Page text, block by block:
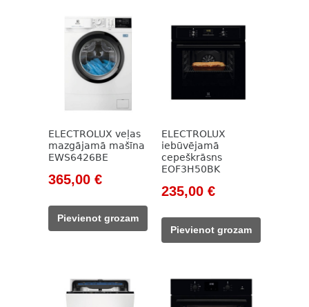
ELECTROLUX veļas
mazgājamā mašīna
EWS6426BE
Original
was:
471,00 €.
365,00 €Current
365,00 €.
Pievienot grozam
ELECTROLUX
iebūvējamā
cepeškrāsns
EOF3H50BK
Original
was:
366,00 €.
235,00 €Current
235,00 €.
Pievienot grozam